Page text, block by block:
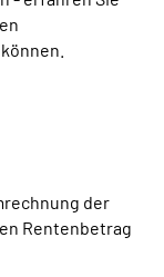
der
Rentenbetrag